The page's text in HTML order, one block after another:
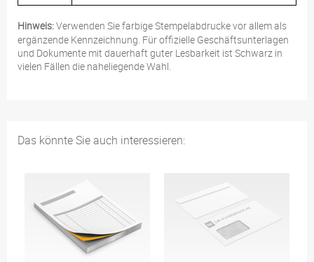
Hinweis:Verwenden Sie farbige Stempelabdrucke vor allem als
ergänzende Kennzeichnung. Für offizielle Geschäftsunterlagen
und Dokumente mit dauerhaft guter Lesbarkeit ist Schwarz in
vielen Fällen die naheliegende Wahl.
Das könnte Sie auch interessieren: